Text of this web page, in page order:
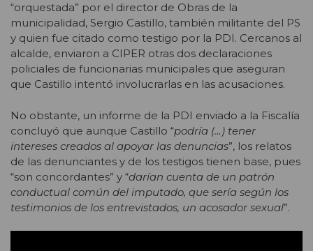
“orquestada” por el director de Obras de la
municipalidad, Sergio Castillo, también militante del PS
y quien fue citado como testigo por la PDI. Cercanos al
alcalde, enviaron a CIPER otras dos declaraciones
policiales de funcionarias municipales que aseguran
que Castillo intentó involucrarlas en las acusaciones.
No obstante, un informe de la PDI enviado a la Fiscalía
concluyó que aunque Castillo “podría (…) tener
intereses creados al apoyar las denuncias”, los relatos
de las denunciantes y de los testigos tienen base, pues
“son concordantes” y “darían cuenta de un patrón
conductual común del imputado, que sería según los
testimonios de los entrevistados, un acosador sexual”.